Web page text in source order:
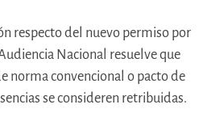
respecto del nuevo permiso por
Nacional resuelve que
norma convencional o pacto de
se consideren retribuidas.